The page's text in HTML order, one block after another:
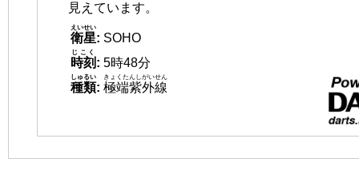
見えています。
衛星
えいせい
: SOHO
時刻
じこく
: 5時48分
種類
しゅるい
: 極端紫外線
きょくたんしがいせん